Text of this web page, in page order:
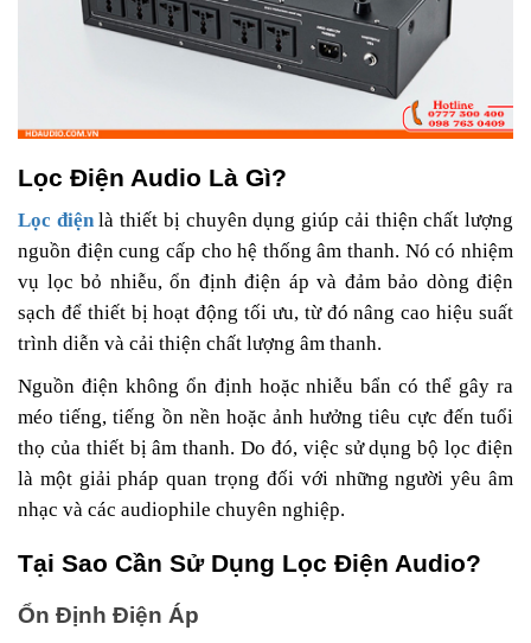
Lọc Điện Audio Là Gì?
Lọc điệnlà thiết bị chuyên dụng giúp cải thiện chất lượng
nguồn điện cung cấp cho hệ thống âm thanh. Nó có nhiệm
vụ lọc bỏ nhiễu, ổn định điện áp và đảm bảo dòng điện
sạch để thiết bị hoạt động tối ưu, từ đó nâng cao hiệu suất
trình diễn và cải thiện chất lượng âm thanh.
Nguồn điện không ổn định hoặc nhiễu bẩn có thể gây ra
méo tiếng, tiếng ồn nền hoặc ảnh hưởng tiêu cực đến tuổi
thọ của thiết bị âm thanh. Do đó, việc sử dụng bộ lọc điện
là một giải pháp quan trọng đối với những người yêu âm
nhạc và các audiophile chuyên nghiệp.
Tại Sao Cần Sử Dụng Lọc Điện Audio?
Ổn Định Điện Áp